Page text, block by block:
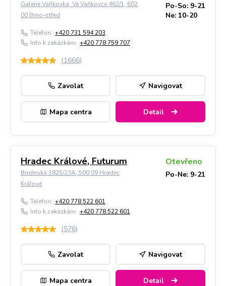
Galerie Vaňkovka, Ve Vaňkovce 462/1, 602
00 Brno-střed
Po-So: 9-21
Ne: 10-20
Telefon: +420 731 594 203
Info k zakázkám: +420 778 759 707
(1666)
Zavolat Navigovat
Mapa centra Detail
Hradec Králové, Futurum
Brněnská 1825/23A, 500 09 Hradec
Králové
Otevřeno
Po-Ne: 9-21
Telefon: +420 778 522 601
Info k zakázkám: +420 778 522 601
(576)
Zavolat Navigovat
Mapa centra Detail